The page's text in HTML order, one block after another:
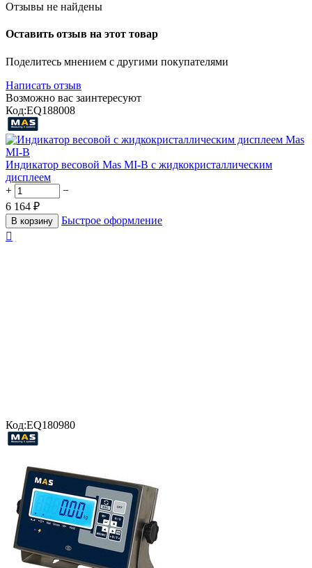
Отзывы не найдены
Оставить отзыв на этот товар
Поделитесь мнением с другими покупателями
Написать отзыв
Возможно вас заинтересуют
Код:EQ188008
Индикатор весовой Mas MI-В с жидкокристаллическим
дисплеем
+
−
6 164 ₽
В корзину
Быстрое оформление

Код:EQ180980